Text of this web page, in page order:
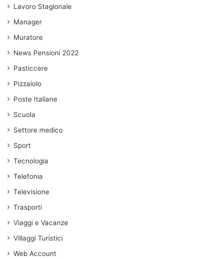
Lavoro Stagionale
Manager
Muratore
News Pensioni 2022
Pasticcere
Pizzaiolo
Poste Italiane
Scuola
Settore medico
Sport
Tecnologia
Telefonia
Televisione
Trasporti
Viaggi e Vacanze
Villaggi Turistici
Web Account